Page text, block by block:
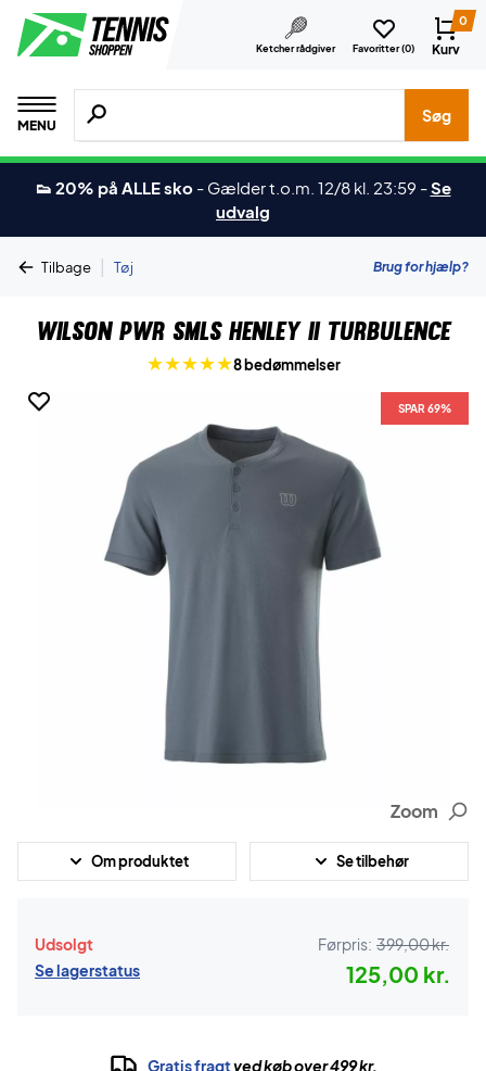
Ketcher rådgiver Favoritter (0)
0
Kurv
MENU
Søg efter produkter, mærker etc.
Søg
👟 20% på ALLE sko - Gælder t.o.m. 12/8 kl. 23:59 -Se
udvalg
Tilbage | Tøj Brug for hjælp?
Wilson PWR SMLS Henley II Turbulence
8 bedømmelser
SPAR 69%
Zoom
Om produktet Se tilbehør
Udsolgt
Se lagerstatus
Førpris: 399,00 kr.
125,00 kr.
Gratis fragtved køb over 499 kr.